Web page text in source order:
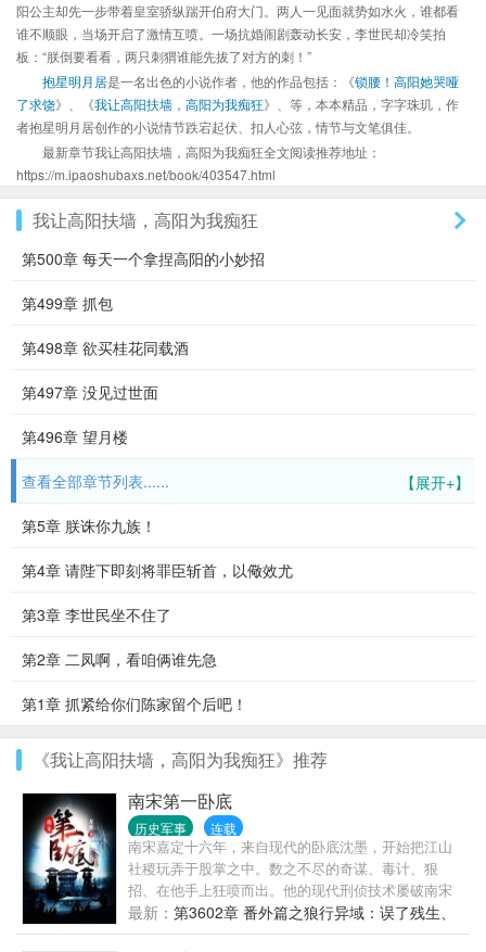
阳公主却先一步带着皇室骄纵踹开伯府大门。两人一见面就势如水火，谁都看
谁不顺眼，当场开启了激情互喷。一场抗婚闹剧轰动长安，李世民却冷笑拍
板：“朕倒要看看，两只刺猬谁能先拔了对方的刺！”
抱星明月居是一名出色的小说作者，他的作品包括：《锁腰！高阳她哭哑
了求饶》、《我让高阳扶墙，高阳为我痴狂》、等，本本精品，字字珠玑，作
者抱星明月居创作的小说情节跌宕起伏、扣人心弦，情节与文笔俱佳。
最新章节我让高阳扶墙，高阳为我痴狂全文阅读推荐地址：
https://m.ipaoshubaxs.net/book/403547.html
我让高阳扶墙，高阳为我痴狂
第500章 每天一个拿捏高阳的小妙招
第499章 抓包
第498章 欲买桂花同载酒
第497章 没见过世面
第496章 望月楼
【展开+】
查看全部章节列表......
第5章 朕诛你九族！
第4章 请陛下即刻将罪臣斩首，以儆效尤
第3章 李世民坐不住了
第2章 二凤啊，看咱俩谁先急
第1章 抓紧给你们陈家留个后吧！
《我让高阳扶墙，高阳为我痴狂》推荐
南宋第一卧底
历史军事 连载
南宋嘉定十六年，来自现代的卧底沈墨，开始把江山
社稷玩弄于股掌之中。数之不尽的奇谋、毒计、狠
招、在他手上狂喷而出。他的现代刑侦技术屡破南宋
奇案，他的谍报技能狂虐辽金密谍。当纵横无敌的蒙
元铁骑滚滚而来时，他练成的钢铁之师，迎头撞碎了
最新： 第3602章 番外篇之狼行异域：误了残生、
断了毒肠